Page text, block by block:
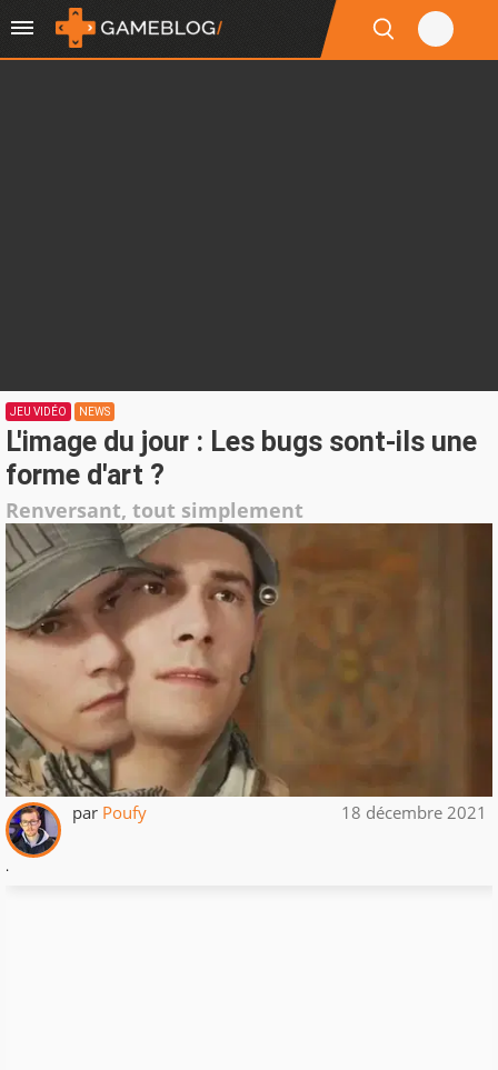
JEU VIDÉO NEWS
L'image du jour : Les bugs sont-ils une
forme d'art ?
Renversant, tout simplement
par Poufy 18 décembre 2021
.